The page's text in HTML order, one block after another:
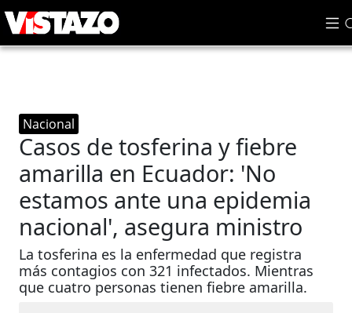
Nacional
Casos de tosferina y fiebre
amarilla en Ecuador: 'No
estamos ante una epidemia
nacional', asegura ministro
La tosferina es la enfermedad que registra
más contagios con 321 infectados. Mientras
que cuatro personas tienen fiebre amarilla.